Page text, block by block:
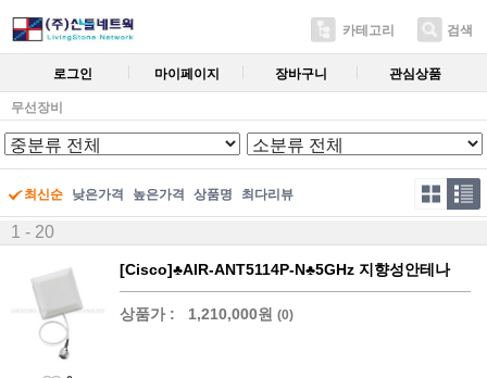
카테고리 검색
로그인 마이페이지 장바구니 관심상품
무선장비
최신순 낮은가격 높은가격 상품명 최다리뷰
1 - 20
[Cisco]♣AIR-ANT5114P-N♣5GHz 지향성안테나
상품가 : 1,210,000원 (0)